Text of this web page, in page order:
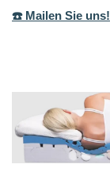
☎️ Mailen Sie uns!